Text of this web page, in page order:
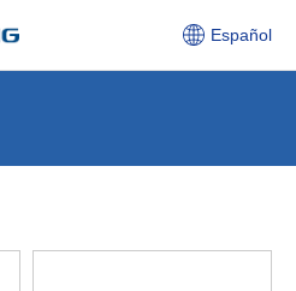
Español